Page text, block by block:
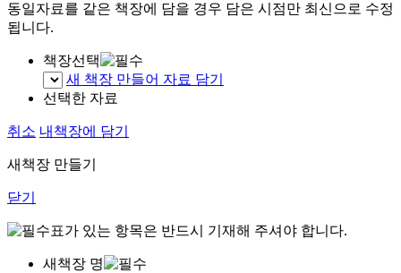
동일자료를 같은 책장에 담을 경우 담은 시점만 최신으로 수정
됩니다.
책장선택
새 책장 만들어 자료 담기
선택한 자료
취소 내책장에 담기
새책장 만들기
닫기
표가 있는 항목은 반드시 기재해 주셔야 합니다.
새책장 명